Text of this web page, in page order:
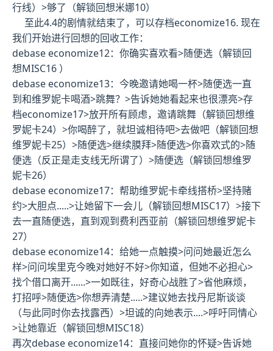
行线）>够了（解锁回想米娜10）
至此4.4的剧情就结束了，可以存档economize16. 现在
我们开始进行回想的回收工作：
debase economize12：你确实喜欢看>随便选（解锁回
想MISC16 ）
debase economize13：今晚邀请她喝一杯>随便选一直
到和维罗妮卡喝酒>跳舞？>告诉她她看起来也很漂亮>存
档economize17>放开所有顾虑，邀请跳舞（解锁回想维
罗妮卡24）>你喝醉了，就坦诚相待吧>去做吧（解锁回想
维罗妮卡25）>随便选>继续膜拜>随便选>你喜欢式的>随
便选（反正是走支线无所谓了）>随便选（解锁回想维罗
妮卡26）
debase economize17：帮助维罗妮卡牵线搭桥>坚持赌
约>大胆点.....>让她留下一会儿（解锁回想MISC17）>接下
去一直随便选，直到观到费利西亚前（解锁回想维罗妮卡
27）
debase economize14：给她一点触摸>问问她最近怎么
样>问问埃里克今晚对她好不好>你知道，但她不必担心>
找个借口离开......>一如既往，好奇心战胜了>省他麻烦，
打招呼>随便选>你想弄清楚.....>建议她去找丹尼斯谈谈
（与此同时你去找露西）>坦诚的向她表示....>呼吁同情心
>让她靠近（解锁回想MISC18）
再次debase economize14：直接问她你的怀疑>告诉她